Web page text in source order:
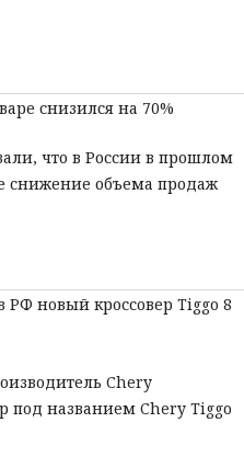
снизился на 70%
что в России в прошлом
снижение объема продаж
РФ новый кроссовер Tiggo 8
Chery
под названием Chery Tiggo